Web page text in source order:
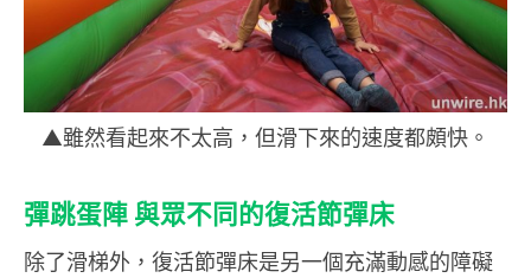
▲雖然看起來不太高，但滑下來的速度都頗快。
彈跳蛋陣 與眾不同的復活節彈床
除了滑梯外，復活節彈床是另一個充滿動感的障礙